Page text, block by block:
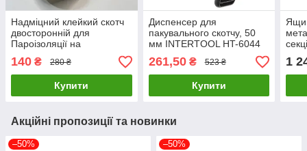
Надміцний клейкий скотч
двосторонній для
Пароізоляції на
50 мм*25 м
140 ₴ 280 ₴
Купити
Диспенсер для
пакувального скотчу, 50
мм INTERTOOL HT-6044
261,50₴ 523 ₴
Купити
1
Акційні пропозиції та новинки
–50% –50%